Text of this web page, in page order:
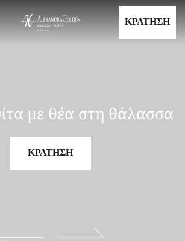
ΚΡΑΤΗΣΗ
με θέα στη θάλασσα
ΚΡΑΤΗΣΗ